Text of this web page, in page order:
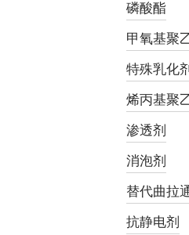
磷酸酯
甲氧基聚
特殊乳化剂
烯丙基聚
渗透剂
消泡剂
替代曲拉
抗静电剂